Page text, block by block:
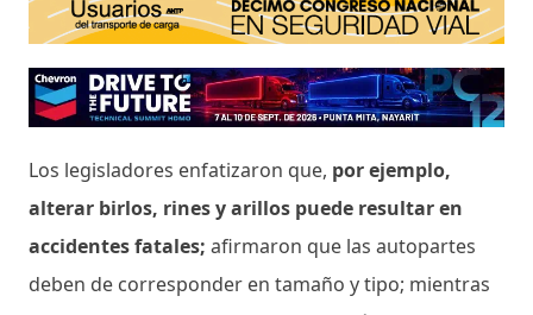
Los legisladores enfatizaron que, por ejemplo,
alterar birlos, rines y arillos puede resultar en
accidentes fatales; afirmaron que las autopartes
deben de corresponder en tamaño y tipo; mientras